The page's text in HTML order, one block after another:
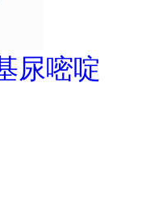
尿嘧啶